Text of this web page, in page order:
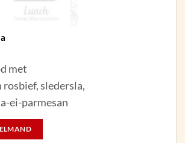
met
rosbief, sledersla,
ei-parmesan